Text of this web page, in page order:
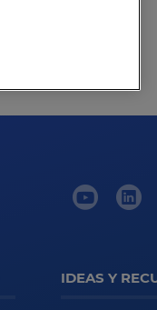
IDEAS Y